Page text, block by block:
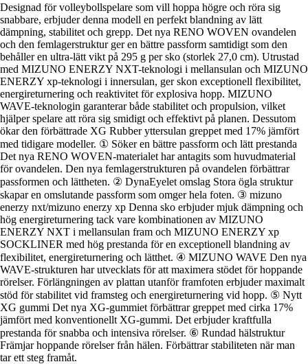
Designad för volleybollspelare som vill hoppa högre och röra sig
snabbare, erbjuder denna modell en perfekt blandning av lätt
dämpning, stabilitet och grepp. Det nya RENO WOVEN ovandelen
och den femlagerstruktur ger en bättre passform samtidigt som den
behåller en ultra-lätt vikt på 295 g per sko (storlek 27,0 cm). Utrustad
med MIZUNO ENERZY NXT-teknologi i mellansulan och MIZUNO
ENERZY xp-teknologi i innersulan, ger skon exceptionell flexibilitet,
energireturnering och reaktivitet för explosiva hopp. MIZUNO
WAVE-teknologin garanterar både stabilitet och propulsion, vilket
hjälper spelare att röra sig smidigt och effektivt på planen. Dessutom
ökar den förbättrade XG Rubber yttersulan greppet med 17% jämfört
med tidigare modeller. ① Söker en bättre passform och lätt prestanda
Det nya RENO WOVEN-materialet har antagits som huvudmaterial
för ovandelen. Den nya femlagerstrukturen på ovandelen förbättrar
passformen och lättheten. ② DynaEyelet omslag Stora ögla struktur
skapar en omslutande passform som omger hela foten. ③ mizuno
enerzy nxt/mizuno enerzy xp Denna sko erbjuder mjuk dämpning och
hög energireturnering tack vare kombinationen av MIZUNO
ENERZY NXT i mellansulan fram och MIZUNO ENERZY xp
SOCKLINER med hög prestanda för en exceptionell blandning av
flexibilitet, energireturnering och lätthet. ④ MIZUNO WAVE Den nya
WAVE-strukturen har utvecklats för att maximera stödet för hoppande
rörelser. Förlängningen av plattan utanför framfoten erbjuder maximalt
stöd för stabilitet vid framsteg och energireturnering vid hopp. ⑤ Nytt
XG gummi Det nya XG-gummiet förbättrar greppet med cirka 17%
jämfört med konventionellt XG-gummi. Det erbjuder kraftfulla
prestanda för snabba och intensiva rörelser. ⑥ Rundad hälstruktur
Främjar hoppande rörelser från hälen. Förbättrar stabiliteten när man
tar ett steg framåt.